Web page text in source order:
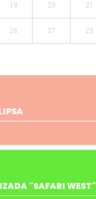
19 20 21
26 27 28
"SAFARI WEST"